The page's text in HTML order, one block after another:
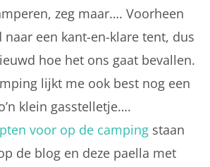
zeg maar…. Voorheen
een kant-en-klare tent, dus
hoe het ons gaat bevallen.
lijkt me ook best nog een
klein gasstelletje….
voor op de camping staan
de blog en deze paella met